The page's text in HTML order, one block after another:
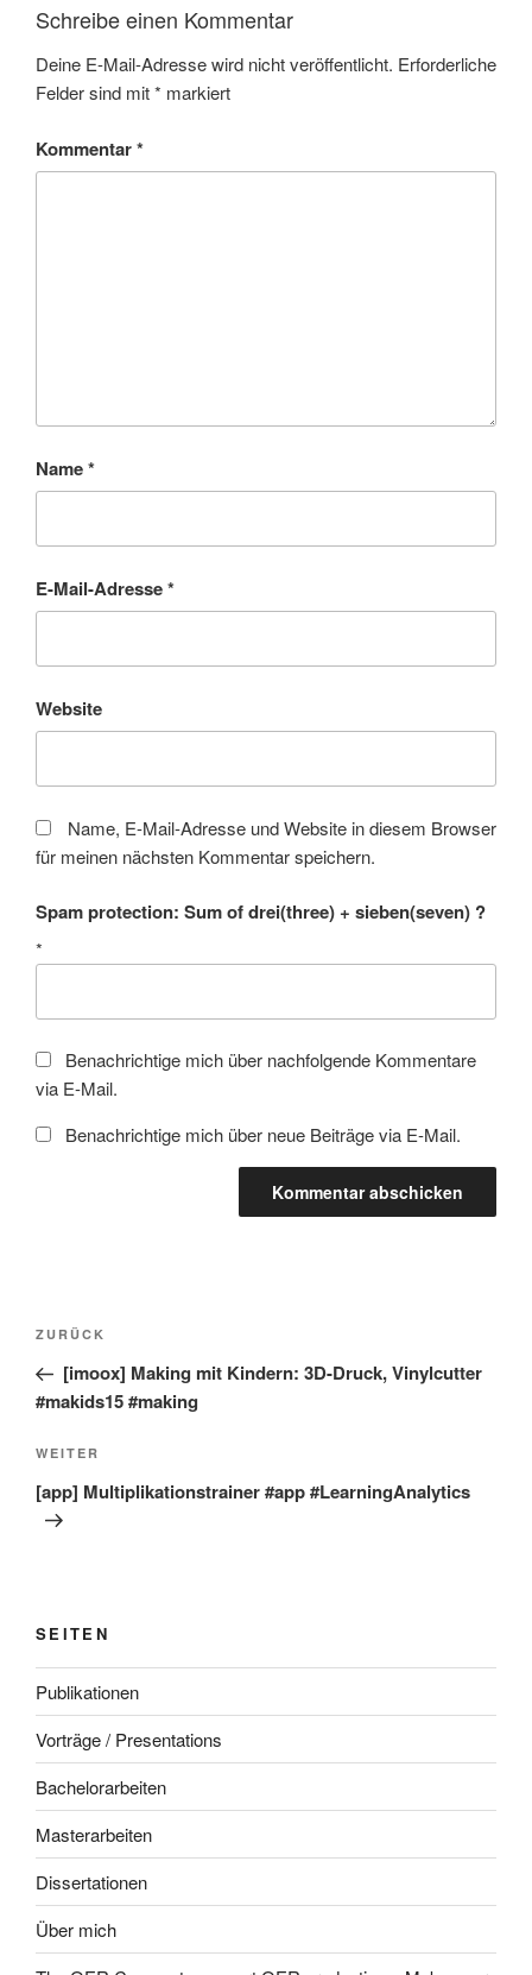
Schreibe einen Kommentar
Deine E-Mail-Adresse wird nicht veröffentlicht. Erforderliche
Felder sind mit* markiert
Kommentar*
Name*
E-Mail-Adresse*
Website
Name, E-Mail-Adresse und Website in diesem Browser
für meinen nächsten Kommentar speichern.
Spam protection: Sum of drei(three) + sieben(seven) ?
*
Benachrichtige mich über nachfolgende Kommentare
via E-Mail.
Benachrichtige mich über neue Beiträge via E-Mail.
Beitragsnavigation
Vorheriger
Beitrag
ZURÜCK
[imoox] Making mit Kindern: 3D-Druck, Vinylcutter
#makids15 #making
Nächster
Beitrag
WEITER
[app] Multiplikationstrainer #app #LearningAnalytics
SEITEN
Publikationen
Vorträge / Presentations
Bachelorarbeiten
Masterarbeiten
Dissertationen
Über mich